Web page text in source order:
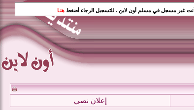
أنت غير مسجل في مسلم أون لاين . للتسجيل الرجاء أضغط هنـا
إعلان نصي